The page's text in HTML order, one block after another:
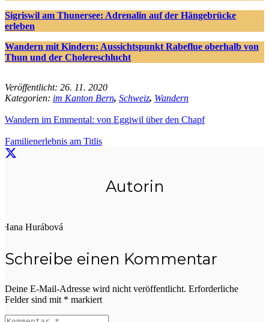
Sigriswil am Thunersee: Adrenalin auf der Hängebrücke
erleben
Wandern mit Kindern: Aussichtspunkt Rabeflue oberhalb von
Thun und der Cholereschlucht
Veröffentlicht: 26. 11. 2020
Kategorien: im Kanton Bern, Schweiz, Wandern
Wandern im Emmental: von Eggiwil über den Chapf
Familienerlebnis am Titlis
Autorin
Hana Hurábová
Schreibe einen Kommentar
Deine E-Mail-Adresse wird nicht veröffentlicht. Erforderliche
Felder sind mit * markiert